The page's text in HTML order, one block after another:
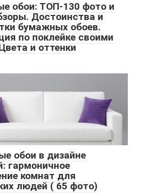
обои: ТОП-130 фото и
Достоинства и
бумажных обоев.
по поклейке своими
и оттенки
обои в дизайне
гармоничное
комнат для
людей ( 65 фото)